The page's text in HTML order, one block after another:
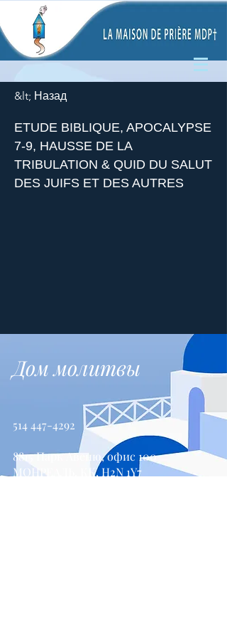
&lt; Назад
ETUDE BIBLIQUE, APOCALYPSE
7-9, HAUSSE DE LA
TRIBULATION & QUID DU SALUT
DES JUIFS ET DES AUTRES
Дом молитвы
514 447-4292
8815 Парк Авеню, офис 100
МОНРЕАЛЬ, КК, H2N 1Y7